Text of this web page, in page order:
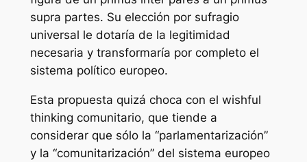
supra partes. Su elección por sufragio
universal le dotaría de la legitimidad
necesaria y transformaría por completo el
sistema político europeo.
Esta propuesta quizá choca con el wishful
thinking comunitario, que tiende a
considerar que sólo la “parlamentarización”
y la “comunitarización” del sistema europeo